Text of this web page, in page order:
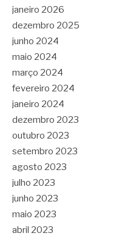
janeiro 2026
dezembro 2025
junho 2024
maio 2024
março 2024
fevereiro 2024
janeiro 2024
dezembro 2023
outubro 2023
setembro 2023
agosto 2023
julho 2023
junho 2023
maio 2023
abril 2023